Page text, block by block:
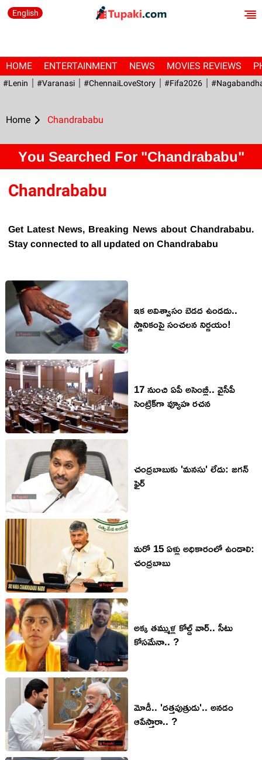
English
HOME ENTERTAINMENT NEWS MOVIES REVIEWS
#Lenin #Varanasi #ChennaiLoveStory #fifa2026
Home Chandrababu
You Searched For "Chandrababu"
Chandrababu
Get Latest News, Breaking News about Chandrababu.
Stay connected to all updated on Chandrababu
ఇక అవిశ్వాసం బెడద ఉండదు..
స్థానికంపై సంచలన నిర్ణయం!
17 నుంచి ఏపీ అసెంబ్లీ.. వైసీపీ
సెంట్రిక్‌గా వ్యూహ ర‌చ‌న‌
చంద్ర‌బాబుకు 'మ‌న‌సు' లేదు: జ‌గ‌న్
ఫైర్‌
మ‌రో 15 ఏళ్లు అధికారంలో ఉండాలి:
చంద్ర‌బాబు
అక్క త‌మ్ముళ్ల కోల్డ్ వార్‌.. సీటు
కోస‌మేనా.. ?
మోడీ.. 'ద‌త్త‌పుత్రుడు'.. అన‌డం
ఆపేస్తారా.. ?